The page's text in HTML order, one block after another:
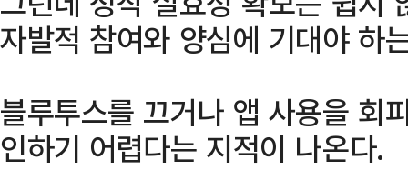
자발적 참여와 양심에 기대야 하
블루투스를 끄거나 앱 사용을 회
인하기 어렵다는 지적이 나온다.